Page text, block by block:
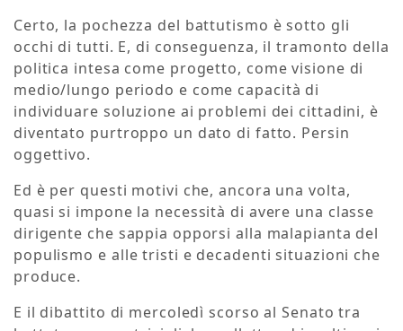
Certo, la pochezza del battutismo è sotto gli
occhi di tutti. E, di conseguenza, il tramonto della
politica intesa come progetto, come visione di
medio/lungo periodo e come capacità di
individuare soluzione ai problemi dei cittadini, è
diventato purtroppo un dato di fatto. Persin
oggettivo.
Ed è per questi motivi che, ancora una volta,
quasi si impone la necessità di avere una classe
dirigente che sappia opporsi alla malapianta del
populismo e alle tristi e decadenti situazioni che
produce.
E il dibattito di mercoledì scorso al Senato tra